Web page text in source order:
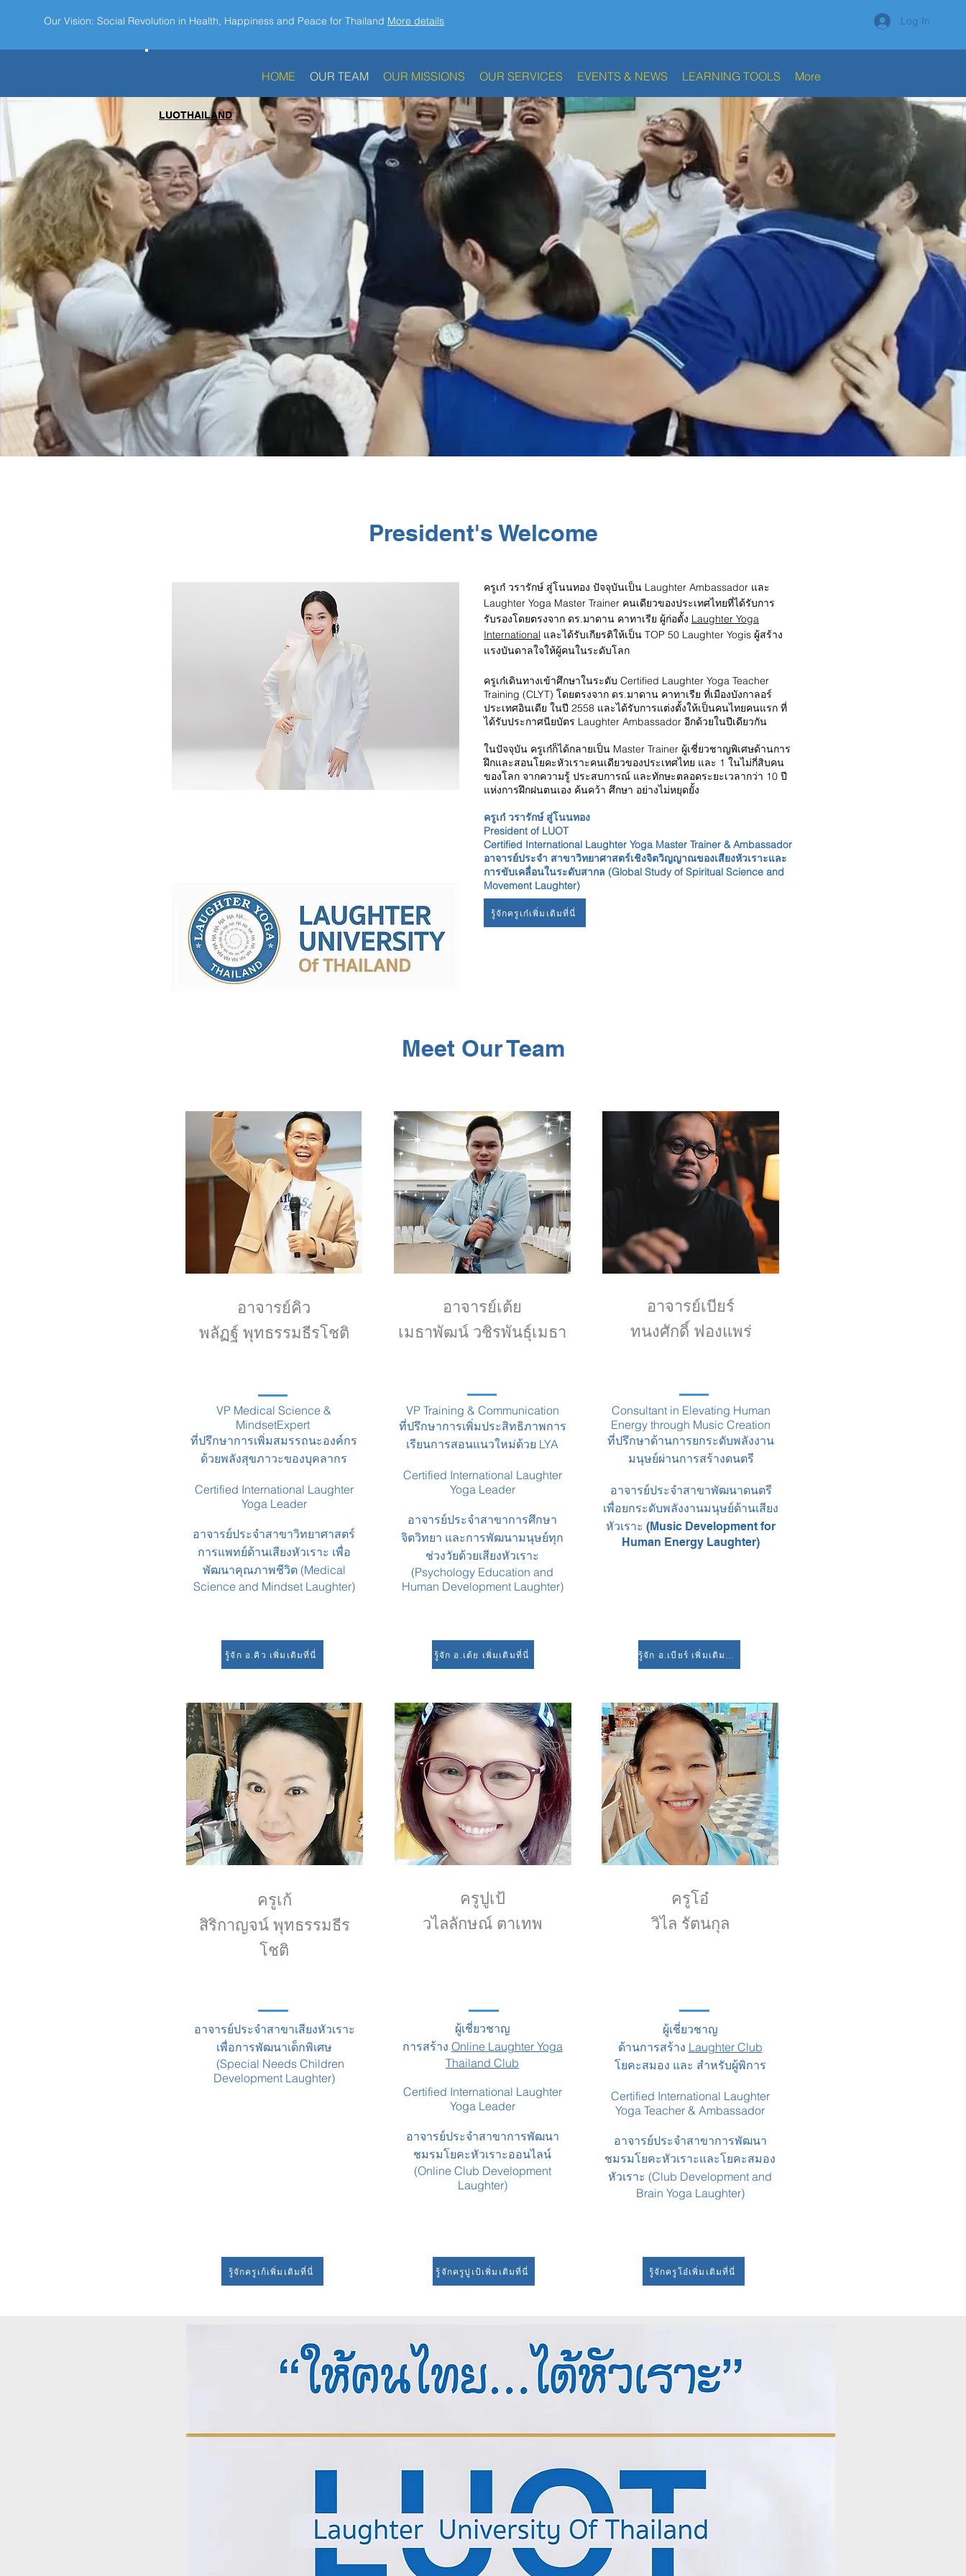
Our Vision: Social Revolution in Health, Happiness and Peace for Thailand More details Log In
HOME OUR TEAM OUR MISSIONS OUR SERVICES EVENTS & NEWS LEARNING TOOLS More
President's Welcome
ครูเก๋ วรารักษ์ สู่โนนทอง ปัจจุบันเป็น Laughter Ambassador และ
Laughter Yoga Master Trainer คนเดียวของประเทศไทยที่ได้รับการ
รับรองโดยตรงจาก ดร.มาดาน คาทาเรีย ผู้ก่อตั้ง Laughter Yoga
International และได้รับเกียรติให้เป็น TOP 50 Laughter Yogis ผู้สร้าง
แรงบันดาลใจให้ผู้คนในระดับโลก
ครูเก๋เดินทางเข้าศึกษาในระดับ Certified Laughter Yoga Teacher
Training (CLYT) โดยตรงจาก ดร.มาดาน คาทาเรีย ที่เมืองบังกาลอร์
ประเทศอินเดีย ในปี 2558 และได้รับการแต่งตั้งให้เป็นคนไทยคนแรก ที่
ได้รับประกาศนียบัตร Laughter Ambassador อีกด้วยในปีเดียวกัน
ในปัจจุบัน ครูเก๋ก็ได้กลายเป็น Master Trainer ผู้เชี่ยวชาญพิเศษด้านการ
ฝึกและสอนโยคะหัวเราะคนเดียวของประเทศไทย และ 1 ในไม่กี่สิบคน
ของโลก จากความรู้ ประสบการณ์ และทักษะตลอดระยะเวลากว่า 10 ปี
แห่งการฝึกฝนตนเอง ค้นคว้า ศึกษา อย่างไม่หยุดยั้ง
ครูเก๋ วรารักษ์ สู่โนนทอง
President of LUOT
Certified International Laughter Yoga Master Trainer & Ambassador
อาจารย์ประจำ สาขาวิทยาศาสตร์เชิงจิตวิญญาณของเสียงหัวเราะและ
การขับเคลื่อนในระดับสากล (Global Study of Spiritual Science and
Movement Laughter)
รู้จักครูเก๋เพิ่มเติมที่นี่
Meet Our Team
อาจารย์คิว
พลัฏฐ์ พุทธรรมธีรโชติ
VP Medical Science &
MindsetExpert
ที่ปรึกษาการเพิ่มสมรรถนะองค์กร
ด้วยพลังสุขภาวะของบุคลากร
Certified International Laughter
Yoga Leader
อาจารย์ประจำสาขาวิทยาศาสตร์
การแพทย์ด้านเสียงหัวเราะ เพื่อ
พัฒนาคุณภาพชีวิต (Medical
Science and Mindset Laughter)
รู้จัก อ.คิว เพิ่มเติมที่นี่
ครูเก้
สิริกาญจน์ พุทธรรมธีร
โชติ
อาจารย์ประจำสาขาเสียงหัวเราะ
เพื่อการพัฒนาเด็กพิเศษ
(Special Needs Children
Development Laughter)
รู้จักครูเก้เพิ่มเติมที่นี่
อาจารย์เต้ย
เมธาพัฒน์ วชิรพันธุ์เมธา
VP Training & Communication
ที่ปรึกษาการเพิ่มประสิทธิภาพการ
เรียนการสอนแนวใหม่ด้วย LYA
Certified International Laughter
Yoga Leader
อาจารย์ประจำสาขาการศึกษา
จิตวิทยา และการพัฒนามนุษย์ทุก
ช่วงวัยด้วยเสียงหัวเราะ
(Psychology Education and
Human Development Laughter)
รู้จัก อ.เต้ย เพิ่มเติมที่นี่
ครูปูเป้
วไลลักษณ์ ตาเทพ
ผู้เชี่ยวชาญ
การสร้าง Online Laughter Yoga
Thailand Club
Certified International Laughter
Yoga Leader
อาจารย์ประจำสาขาการพัฒนา
ชมรมโยคะหัวเราะออนไลน์
(Online Club Development
Laughter)
รู้จักครูปูเป้เพิ่มเติมที่นี่
อาจารย์เบียร์
ทนงศักดิ์ ฟองแพร่
Consultant in Elevating Human
Energy through Music Creation
ที่ปรึกษาด้านการยกระดับพลังงาน
มนุษย์ผ่านการสร้างดนตรี
อาจารย์ประจำสาขาพัฒนาดนตรี
เพื่อยกระดับพลังงานมนุษย์ด้านเสียง
หัวเราะ (Music Development for
Human Energy Laughter)
ครูโอ๋
วิไล รัตนกุล
ผู้เชี่ยวชาญ
ด้านการสร้าง Laughter Club
โยคะสมอง และ สำหรับผู้พิการ
Certified International Laughter
Yoga Teacher & Ambassador
อาจารย์ประจำสาขาการพัฒนา
ชมรมโยคะหัวเราะและโยคะสมอง
หัวเราะ (Club Development and
Brain Yoga Laughter)
รู้จักครูโอ๋เพิ่มเติมที่นี่
LUOTHAILAND